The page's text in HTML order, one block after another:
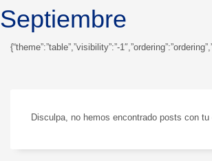
Septiembre
{“theme”:”table”,”visibility”:”-
Disculpa, no hemos encontrado posts con tu